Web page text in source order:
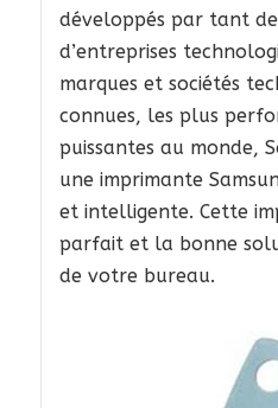
développés par tant
d’entreprises
marques et sociétés
connues, les plus
puissantes au monde,
une imprimante
et intelligente. Cette
parfait et la bonne
de votre bureau.